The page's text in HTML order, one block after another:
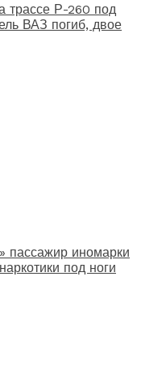
трассе Р-260 под
ВАЗ погиб, двое
пассажир иномарки
под ноги